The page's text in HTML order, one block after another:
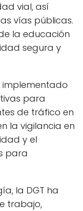
vial, así
vías públicas.
la educación
segura y
implementado
para
de tráfico en
la vigilancia en
y el
para
la DGT ha
trabajo,